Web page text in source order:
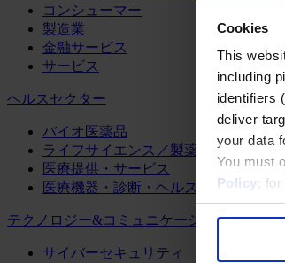
Cookies
This
including
identifiers
deliver
your data
You must
Policy;
コンシューマー
製造業
金融サービス
サービス
ヘルスセクター
バイオ医薬品
ライフサイエンス／製薬
医療提供・サービス
医療機器・診断・ヘルスケアテクノ
テクノロジー&コミュニケーション
サイバーセキュリティ